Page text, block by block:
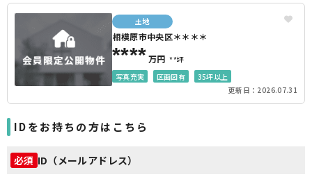
土地
相模原市中央区＊＊＊＊
****万円 **坪
写真充実
区画図有
35坪以上
更新日：2026.07.31
IDをお持ちの方はこちら
必須 ID（メールアドレス）